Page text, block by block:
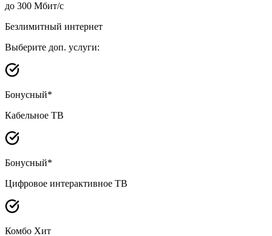
до 300 Мбит/с
Безлимитный интернет
Выберите доп. услуги:
Бонусный*
Кабельное ТВ
Бонусный*
Цифровое интерактивное ТВ
Комбо Хит